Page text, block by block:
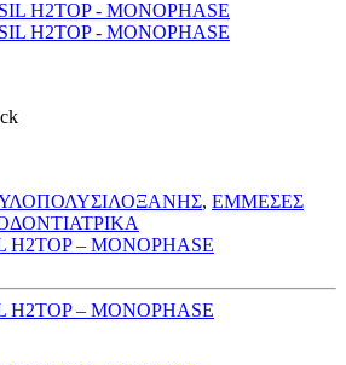
, ΕΜΜΕΣΕΣ
– MONOPHASE
– MONOPHASE